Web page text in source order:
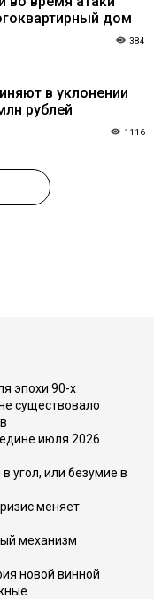
дом
384
в уклонении
рублей
1116
эпохи 90-х
существовало
июля 2026
угол, или безумие в
меняет
механизм
новой винной